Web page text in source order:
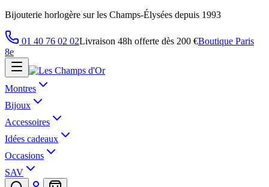
Bijouterie horlogère sur les Champs-Élysées depuis 1993
01 40 76 02 02Livraison 48h offerte dès 200 €Boutique Paris
8e
Montres
Bijoux
Accessoires
Idées cadeaux
Occasions
SAV